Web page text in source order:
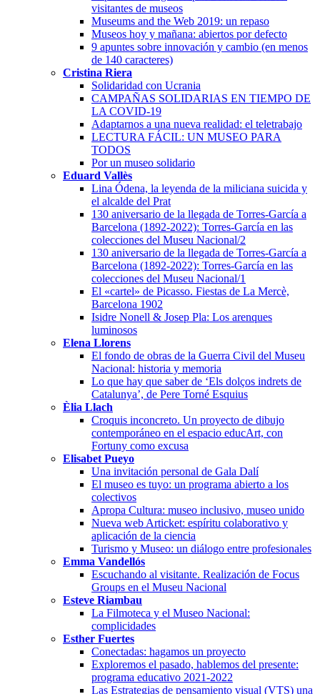
visitantes de museos
Museums and the Web 2019: un repaso
Museos hoy y mañana: abiertos por defecto
9 apuntes sobre innovación y cambio (en menos
de 140 caracteres)
Cristina Riera
Solidaridad con Ucrania
CAMPAÑAS SOLIDARIAS EN TIEMPO DE
LA COVID-19
Adaptarnos a una nueva realidad: el teletrabajo
LECTURA FÁCIL: UN MUSEO PARA
TODOS
Por un museo solidario
Eduard Vallès
Lina Ódena, la leyenda de la miliciana suicida y
el alcalde del Prat
130 aniversario de la llegada de Torres-García a
Barcelona (1892-2022): Torres-García en las
colecciones del Museu Nacional/2
130 aniversario de la llegada de Torres-García a
Barcelona (1892-2022): Torres-García en las
colecciones del Museu Nacional/1
El «cartel» de Picasso. Fiestas de La Mercè,
Barcelona 1902
Isidre Nonell & Josep Pla: Los arenques
luminosos
Elena Llorens
El fondo de obras de la Guerra Civil del Museu
Nacional: historia y memoria
Lo que hay que saber de ‘Els dolços indrets de
Catalunya’, de Pere Torné Esquius
Èlia Llach
Croquis inconcreto. Un proyecto de dibujo
contemporáneo en el espacio educArt, con
Fortuny como excusa
Elisabet Pueyo
Una invitación personal de Gala Dalí
El museo es tuyo: un programa abierto a los
colectivos
Apropa Cultura: museo inclusivo, museo unido
Nueva web Articket: espíritu colaborativo y
aplicación de la ciencia
Turismo y Museo: un diálogo entre profesionales
Emma Vandellós
Escuchando al visitante. Realización de Focus
Groups en el Museu Nacional
Esteve Riambau
La Filmoteca y el Museo Nacional:
complicidades
Esther Fuertes
Conectadas: hagamos un proyecto
Exploremos el pasado, hablemos del presente:
programa educativo 2021-2022
Las Estrategias de pensamiento visual (VTS) una